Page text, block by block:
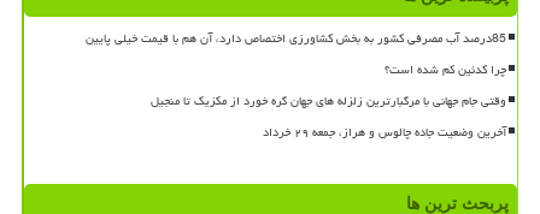
85درصد آب مصرفی کشور به بخش کشاورزی اختصاص دارد، آن هم با قیمت خیلی پایین
چرا کدئین کم شده است؟
وقتی جام جهانی با مرگبارترین زلزله های جهان گره خورد از مکزیک تا منجیل
آخرین وضعیت جاده چالوس و هراز، جمعه ۲۹ خرداد
پربحث ترین ها